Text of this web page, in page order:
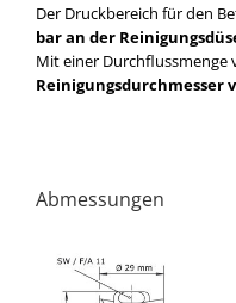
Der Druckbereich für den
bar an der
Mit einer Durchflussmenge
Reinigungsdurchmesser
Abmessungen